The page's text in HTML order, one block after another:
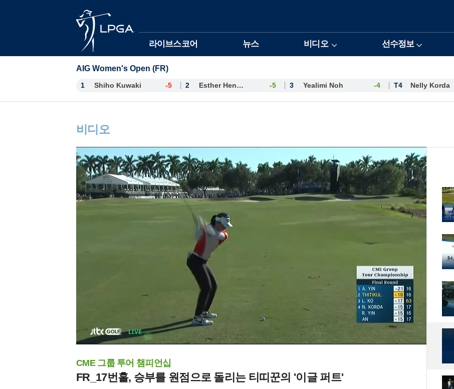
라이브스코어 뉴스 비디오 선수정보
AIG Women's Open (FR)
1 Shiho Kuwaki -5 2 Esther Henseleit -5 3 Yealimi Noh -4 T4 Nelly Korda
비디오
CME 그룹 투어 챔피언십
FR_17번홀, 승부를 원점으로 돌리는 티띠꾼의 '이글 퍼트'